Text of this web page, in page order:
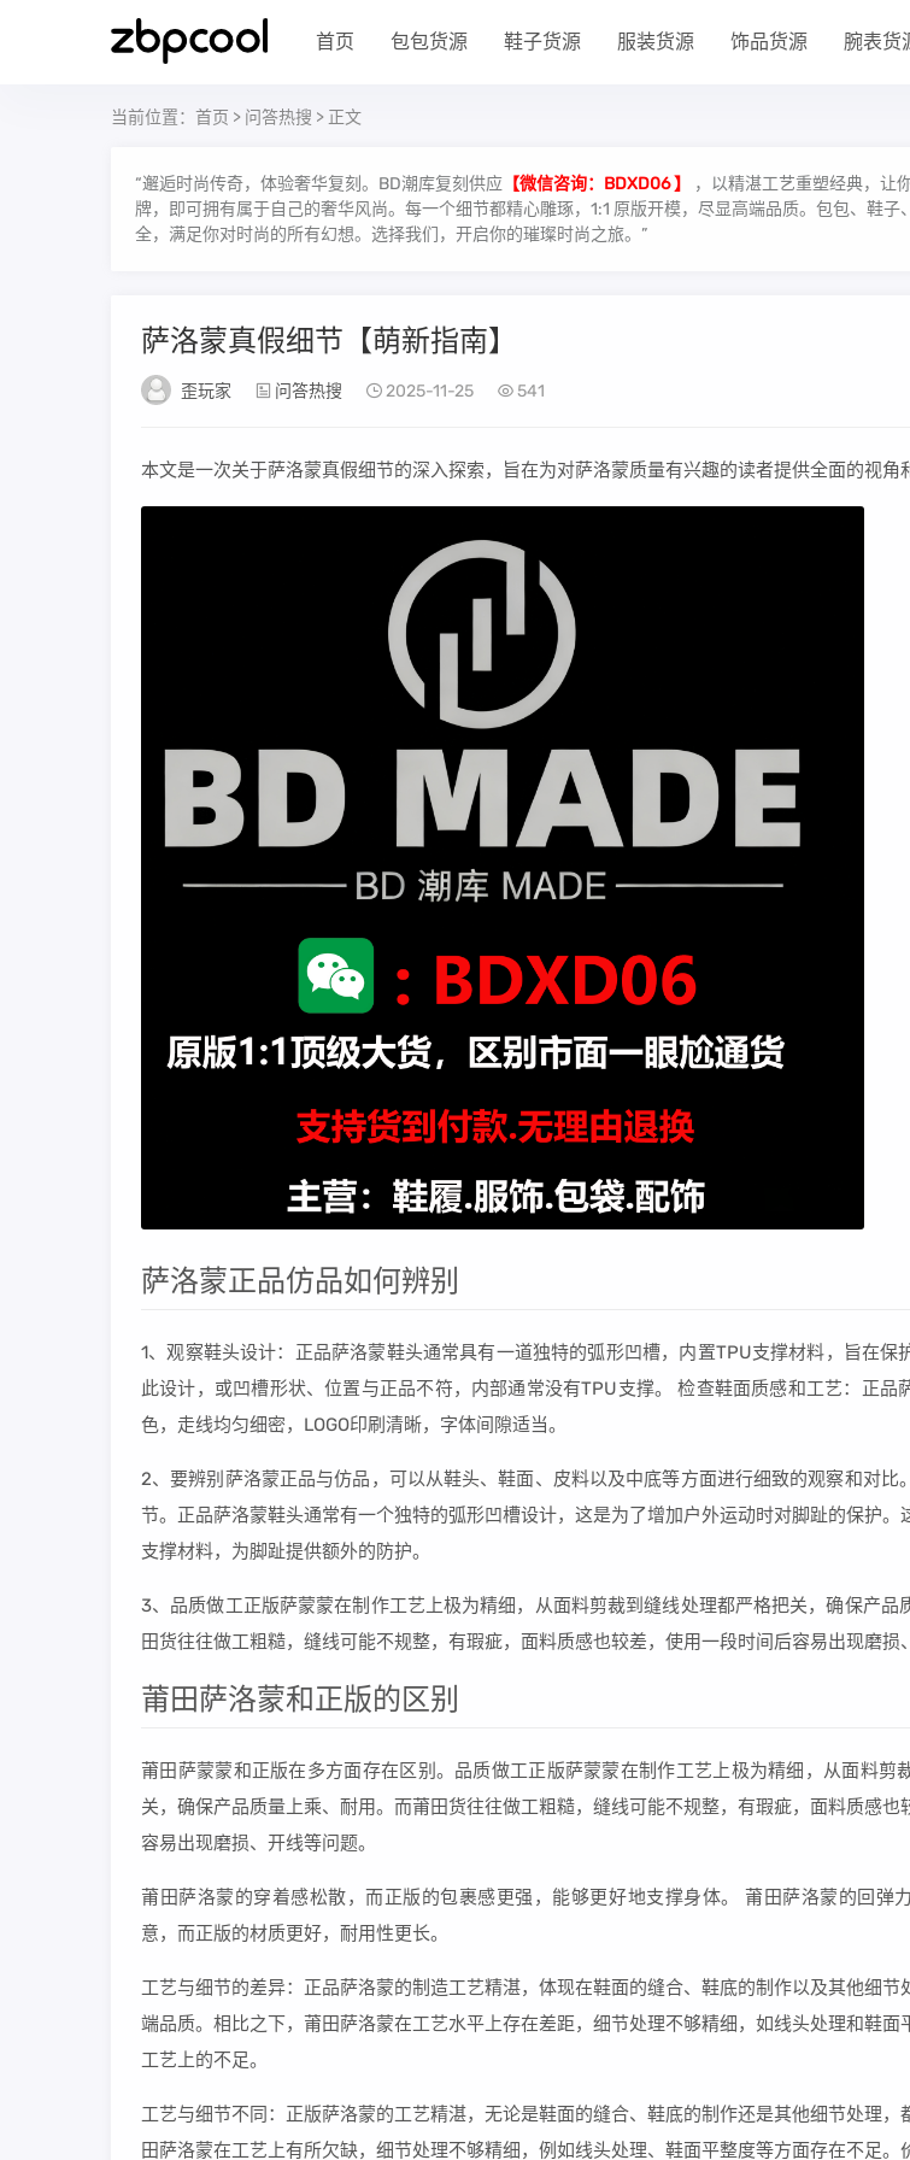
首页 包包货源 鞋子货源 服装货源 饰品货源 腕表货
当前位置： 首页 > 问答热搜 > 正文
“邂逅时尚传奇，体验奢华复刻。BD潮库复刻供应 【微信咨询：BDXD06 】
，以精湛工艺重塑经典，让
牌，即可拥有属于自己的奢华风尚。每一个细节都精心雕琢，1:1 原版开模，尽显高端品质。包包、鞋子
全，满足你对时尚的所有幻想。选择我们，开启你的璀璨时尚之旅。”
萨洛蒙真假细节【萌新指南】
歪玩家 问答热搜 2025-11-25 541
本文是一次关于萨洛蒙真假细节的深入探索，旨在为对萨洛蒙质量有兴趣的读者提供全面的视角
萨洛蒙正品仿品如何辨别
1、观察鞋头设计：正品萨洛蒙鞋头通常具有一道独特的弧形凹槽，内置TPU支撑材料，旨在保
此设计，或凹槽形状、位置与正品不符，内部通常没有TPU支撑。 检查鞋面质感和工艺：正品
色，走线均匀细密，LOGO印刷清晰，字体间隙适当。
2、要辨别萨洛蒙正品与仿品，可以从鞋头、鞋面、皮料以及中底等方面进行细致的观察和对比
节。正品萨洛蒙鞋头通常有一个独特的弧形凹槽设计，这是为了增加户外运动时对脚趾的保护。
支撑材料，为脚趾提供额外的防护。
3、品质做工正版萨蒙蒙在制作工艺上极为精细，从面料剪裁到缝线处理都严格把关，确保产品
田货往往做工粗糙，缝线可能不规整，有瑕疵，面料质感也较差，使用一段时间后容易出现磨损
莆田萨洛蒙和正版的区别
莆田萨蒙蒙和正版在多方面存在区别。品质做工正版萨蒙蒙在制作工艺上极为精细，从面料剪
关，确保产品质量上乘、耐用。而莆田货往往做工粗糙，缝线可能不规整，有瑕疵，面料质感也
容易出现磨损、开线等问题。
莆田萨洛蒙的穿着感松散，而正版的包裹感更强，能够更好地支撑身体。 莆田萨洛蒙的回弹
意，而正版的材质更好，耐用性更长。
工艺与细节的差异：正品萨洛蒙的制造工艺精湛，体现在鞋面的缝合、鞋底的制作以及其他细节
端品质。相比之下，莆田萨洛蒙在工艺水平上存在差距，细节处理不够精细，如线头处理和鞋面
工艺上的不足。
工艺与细节不同：正版萨洛蒙的工艺精湛，无论是鞋面的缝合、鞋底的制作还是其他细节处理，
田萨洛蒙在工艺上有所欠缺，细节处理不够精细，例如线头处理、鞋面平整度等方面存在不足。